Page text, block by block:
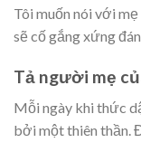
Tôi muốn nói với
sẽ cố gắng xứng
Tả người mẹ
Mỗi ngày khi thức
bởi một thiên thần.